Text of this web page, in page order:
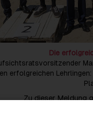
Die
erfolgreichen Lehrlingen:
Zu dieser Meldung
Fach- und